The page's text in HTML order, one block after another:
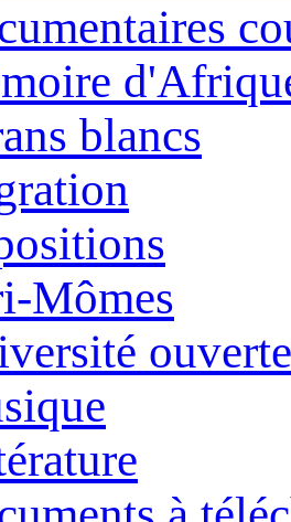
blancs
Mômes
ouverte